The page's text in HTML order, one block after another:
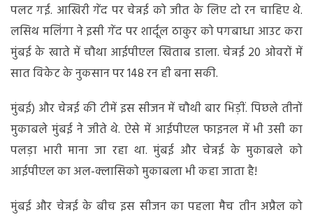
पलट गई. आखिरी गेंद पर चेन्नई को जीत के लिए दो रन चाहिए थे.
लसिथ मलिंगा ने इसी गेंद पर शार्दूल ठाकुर को पगबाधा आउट करा
मुंबई के खाते में चौथा आईपीएल खिताब डाला. चेन्नई 20 ओवरों में
सात विकेट के नुकसान पर 148 रन ही बना सकी.
मुंबई) और चेन्नई की टीमें इस सीजन में चौथी बार भिड़ीं. पिछले तीनों
मुकाबले मुंबई ने जीते थे. ऐसे में आईपीएल फाइनल में भी उसी का
पलड़ा भारी माना जा रहा था. मुंबई और चेन्नई के मुकाबले को
आईपीएल का अल-क्लासिको मुकाबला भी कहा जाता है!
मुंबई और चेन्नई के बीच इस सीजन का पहला मैच तीन अप्रैल को